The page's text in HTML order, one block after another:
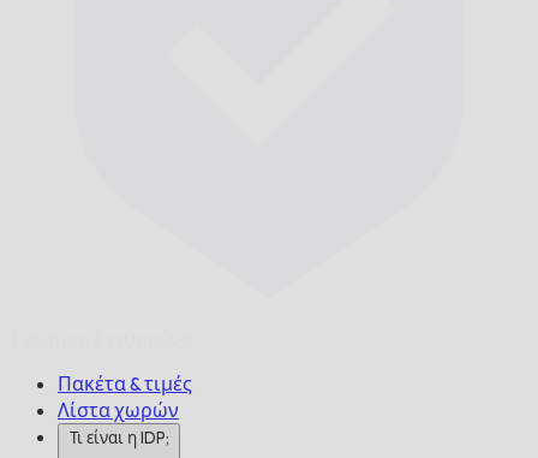
Πακέτα & τιμές
Λίστα χωρών
Τι είναι η IDP;